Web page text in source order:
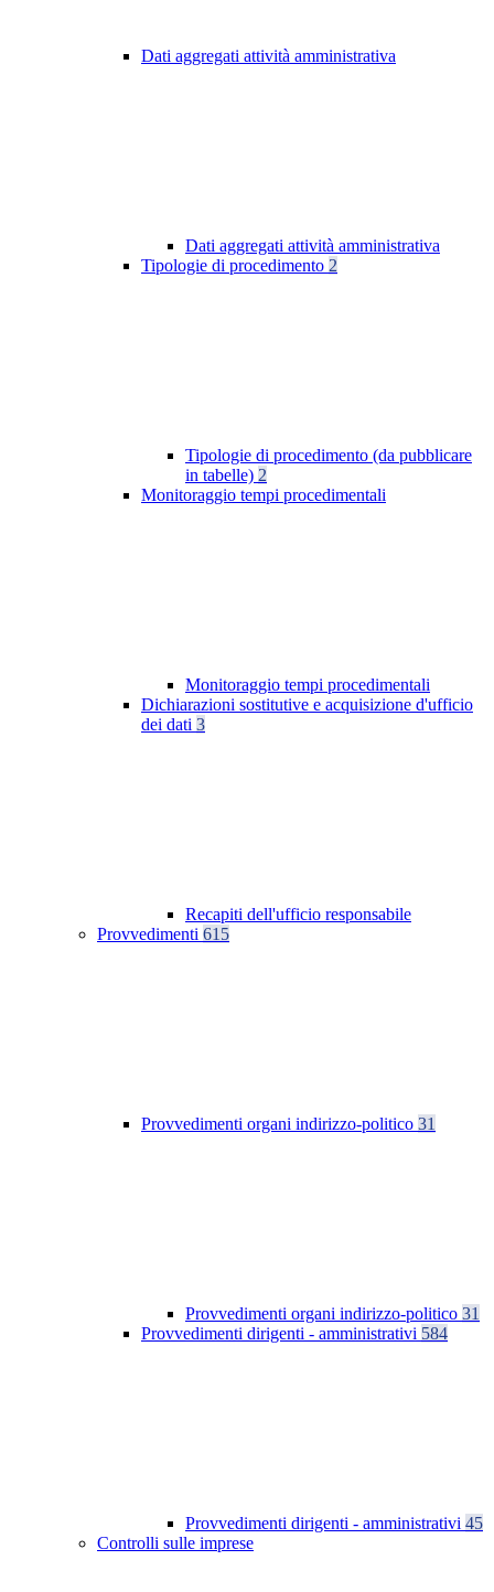
Dati aggregati attività amministrativa
Dati aggregati attività amministrativa
Tipologie di procedimento 2
Tipologie di procedimento (da pubblicare
in tabelle) 2
Monitoraggio tempi procedimentali
Monitoraggio tempi procedimentali
Dichiarazioni sostitutive e acquisizione d'ufficio
dei dati 3
Recapiti dell'ufficio responsabile
Provvedimenti 615
Provvedimenti organi indirizzo-politico 31
Provvedimenti organi indirizzo-politico 31
Provvedimenti dirigenti - amministrativi 584
Provvedimenti dirigenti - amministrativi 45
Controlli sulle imprese